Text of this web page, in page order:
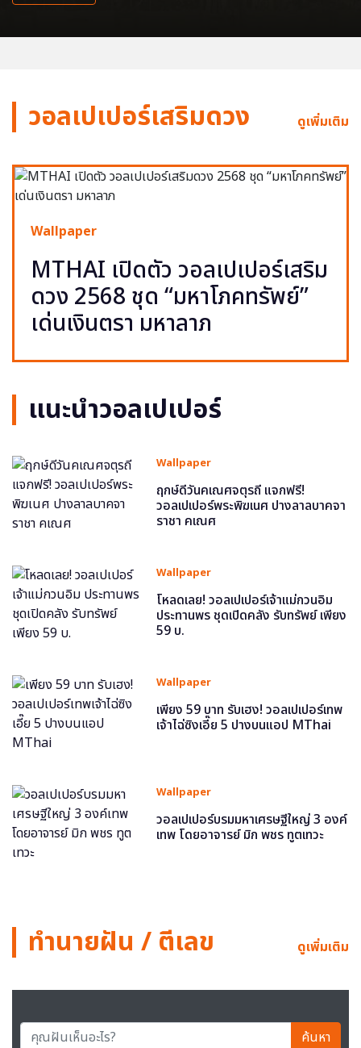
วอลเปเปอร์เสริมดวง ดูเพิ่มเติม
Wallpaper
MTHAI เปิดตัว วอลเปเปอร์เสริม
ดวง 2568 ชุด “มหาโภคทรัพย์”
เด่นเงินตรา มหาลาภ
แนะนำวอลเปเปอร์
Wallpaper
ฤกษ์ดีวันคเณศจตุรถี แจกฟรี!
วอลเปเปอร์พระพิฆเนศ ปางลาลบาคจา
ราชา คเณศ
Wallpaper
โหลดเลย! วอลเปเปอร์เจ้าแม่กวนอิม
ประทานพร ชุดเปิดคลัง รับทรัพย์ เพียง
59 บ.
Wallpaper
เพียง 59 บาท รับเฮง! วอลเปเปอร์เทพ
เจ้าไฉ่ซิงเอี๊ย 5 ปางบนแอป MThai
Wallpaper
วอลเปเปอร์บรมมหาเศรษฐีใหญ่ 3 องค์
เทพ โดยอาจารย์ มิก พชร ทูตเทวะ
ทำนายฝัน / ตีเลข ดูเพิ่มเติม
ค้นหา